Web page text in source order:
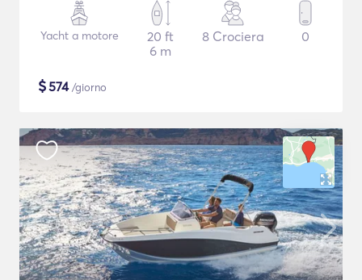
Yacht a motore
20 ft
6 m
8 Crociera 0
$574/giorno